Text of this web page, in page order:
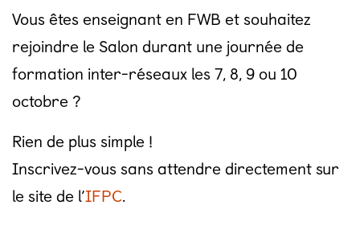
Vous êtes enseignant en FWB et souhaitez
rejoindre le Salon durant une journée de
formation inter-réseaux les 7, 8, 9 ou 10
octobre ?
Rien de plus simple !
Inscrivez-vous sans attendre directement sur
le site de l’IFPC.